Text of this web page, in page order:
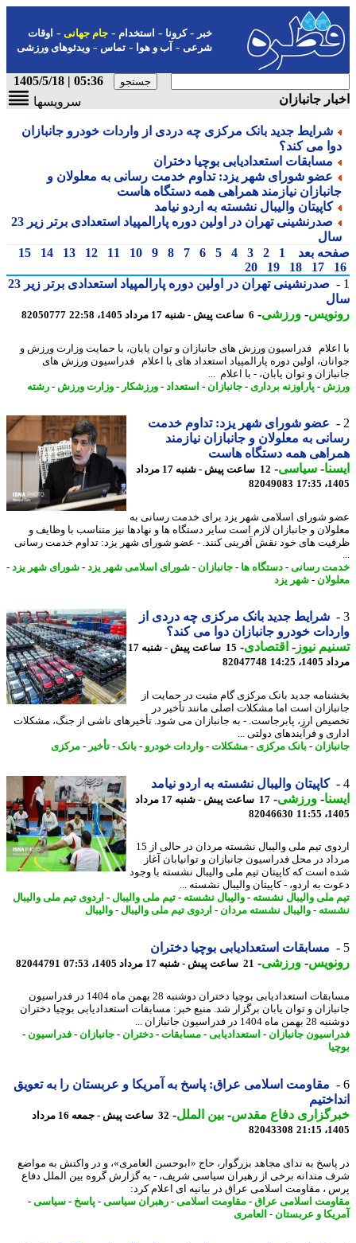
-کرونا-استخدام- جام جهانی-اوقات
شرعی-آب و هوا-تماس-ویدئوهای ورزشی
05:36 | 1405/5/18
جانبازان
سرویسها
شرایط جدید بانک مرکزی چه دردی از واردات خودرو جانبازان
می کند؟
مسابقات استعدادیابی بوچیا دختران
عضو شورای شهر یزد: تداوم خدمت رسانی به معلولان و
نیازمند همراهی همه دستگاه هاست
کاپیتان والیبال نشسته به اردو نیامد
صدرنشینی تهران در اولین دوره پارالمپیاد استعدادی برتر زیر 23
بعد
1
2
3
4
5
6
7
8
9
10
11
12
13
14
15
17
18
19
20
صدرنشینی تهران در اولین دوره پارالمپیاد استعدادی برتر زیر 23
-ورزشی-6 ساعت پیش - شنبه 17 مرداد 1405، 22:58 82050777
فدراسیون ورزش های جانبازان و توان یابان، با حمایت وزارت ورزش و
اولین دوره پارالمپیاد استعداد های با اعلام فدراسیون ورزش های
و توان یابان، - با اعلام ...
-پاراوزنه برداری- جانبازان- استعداد-ورزشکار-وزارت ورزش -رشته
عضو شورای شهر یزد: تداوم خدمت
به معلولان و جانبازان نیازمند
همه دستگاه هاست
-سیاسی-
12 ساعت پیش - شنبه 17 مرداد
82049083
شورای اسلامی شهر یزد برای خدمت رسانی به
و جانبازان لازم است سایر دستگاه ها و نهادها نیز متناسب با وظایف و
های خود نقش آفرینی کنند. - عضو شورای شهر یزد: تداوم خدمت رسانی
رسانی-دستگاه ها- جانبازان- شورای اسلامی شهر یزد -شورای شهر یزد
-شهر یزد
شرایط جدید بانک مرکزی چه دردی از
خودرو جانبازان دوا می کند؟
نیوز-اقتصادی-
15 ساعت پیش - شنبه 17
14:25
82047748
جدید بانک مرکزی گام مثبت در حمایت از
است اما مشکلات اصلی مانند تأخیر در
ارز، پابرجاست. - به جانبازان می شود. تأخیرهای ناشی از جنگ، مشکلات
و فرآیندهای دولتی ...
- بانک مرکزی - مشکلات-واردات خودرو-بانک -تأخیر-مرکزی
کاپیتان والیبال نشسته به اردو نیامد
-ورزشی-
17 ساعت پیش - شنبه 17 مرداد
82046630
اردوی تیم ملی والیبال نشسته مردان در حالی از 15
در محل فدراسیون جانبازان و توانیابان آغاز
است که کاپیتان تیم ملی والیبال نشسته با وجود
به اردو، - کاپیتان والیبال نشسته ...
ملی والیبال نشسته-والیبال نشسته-تیم ملی والیبال-اردوی تیم ملی والیبال
-والیبال نشسته مردان - اردوی تیم ملی والیبال-والیبال
مسابقات استعدادیابی بوچیا دختران
-ورزشی-21 ساعت پیش - شنبه 17 مرداد 1405، 07:53 82044791
مسابقات استعدادیابی بوچیا دختران دوشنبه 28 بهمن ماه 1404 در فدراسیون
و توان یابان برگزار شد. منبع خبر: مسابقات استعدادیابی بوچیا دختران
در فدراسیون جانبازان ...
جانبازان- استعدادیابی-مسابقات-دختران- جانبازان- فدراسیون-
مقاومت اسلامی عراق: پاسخ به آمریکا و عربستان را به تعویق
دفاع مقدس-بین الملل-
32 ساعت پیش - جمعه 16 مرداد
82043308
به ندای مجاهد بزرگوار، حاج «ابوحسن العامری»، و در واکنش به مواضع
مندانه برخی از رهبران سیاسی شریف، - به گزارش گروه بین الملل دفاع
، مقاومت اسلامی عراق در بیانیه ای اعلام کرد:
اسلامی عراق- مقاومت اسلامی-رهبران سیاسی-پاسخ-سیاسی-
و عربستان-العامری